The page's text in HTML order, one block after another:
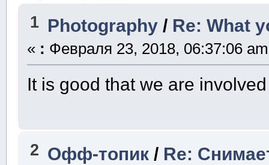
1 Photography/ Re: What
« : Февраля 23, 2018, 06:37:06
It is good that we are
2 Офф-топик/ Re: